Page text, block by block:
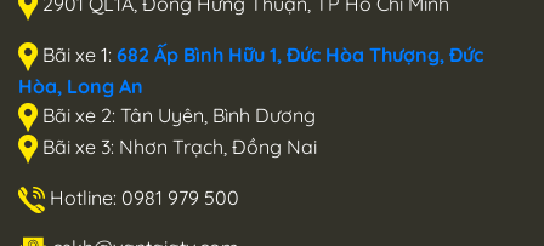
Bãi xe 1: 682 Ấp Bình Hữu 1, Đức Hòa Thượng, Đức
Hòa, Long An
Bãi xe 2: Tân Uyên, Bình Dương
Bãi xe 3: Nhơn Trạch, Đồng Nai
Hotline: 0981 979 500